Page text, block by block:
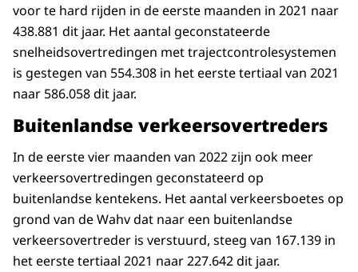
voor te hard rijden in de eerste maanden in 2021 naar
438.881 dit jaar. Het aantal geconstateerde
snelheidsovertredingen met trajectcontrolesystemen
is gestegen van 554.308 in het eerste tertiaal van 2021
naar 586.058 dit jaar.
Buitenlandse verkeersovertreders
In de eerste vier maanden van 2022 zijn ook meer
verkeersovertredingen geconstateerd op
buitenlandse kentekens. Het aantal verkeersboetes op
grond van de Wahv dat naar een buitenlandse
verkeersovertreder is verstuurd, steeg van 167.139 in
het eerste tertiaal 2021 naar 227.642 dit jaar.